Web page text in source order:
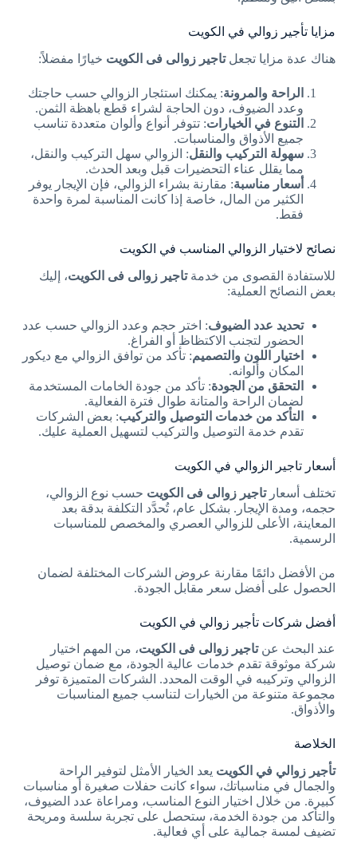
مزايا تأجير زوالي في الكويت
هناك عدة مزايا تجعلتاجير زوالى فى الكويت خيارًا مفضلاً:
الراحة والمرونة: يمكنك استئجار الزوالي حسب حاجتك
وعدد الضيوف، دون الحاجة لشراء قطع باهظة الثمن.
التنوع في الخيارات: تتوفر أنواع وألوان متعددة تناسب
جميع الأذواق والمناسبات.
سهولة التركيب والنقل: الزوالي سهل التركيب والنقل،
مما يقلل عناء التحضيرات قبل وبعد الحدث.
أسعار مناسبة: مقارنة بشراء الزوالي، فإن الإيجار يوفر
الكثير من المال، خاصة إذا كانت المناسبة لمرة واحدة
فقط.
نصائح لاختيار الزوالي المناسب في الكويت
للاستفادة القصوى من خدمةتاجير زوالى فى الكويت، إليك
بعض النصائح العملية:
تحديد عدد الضيوف: اختر حجم وعدد الزوالي حسب عدد
الحضور لتجنب الاكتظاظ أو الفراغ.
اختيار اللون والتصميم: تأكد من توافق الزوالي مع ديكور
المكان وألوانه.
التحقق من الجودة: تأكد من جودة الخامات المستخدمة
لضمان الراحة والمتانة طوال فترة الفعالية.
التأكد من خدمات التوصيل والتركيب: بعض الشركات
تقدم خدمة التوصيل والتركيب لتسهيل العملية عليك.
أسعار تاجير الزوالي في الكويت
تختلف أسعارتاجير زوالى فى الكويت حسب نوع الزوالي،
حجمه، ومدة الإيجار. بشكل عام، تُحدَّد التكلفة بدقة بعد
المعاينة، الأعلى للزوالي العصري والمخصص للمناسبات
الرسمية.
من الأفضل دائمًا مقارنة عروض الشركات المختلفة لضمان
الحصول على أفضل سعر مقابل الجودة.
أفضل شركات تأجير زوالي في الكويت
عند البحث عنتاجير زوالى فى الكويت، من المهم اختيار
شركة موثوقة تقدم خدمات عالية الجودة، مع ضمان توصيل
الزوالي وتركيبه في الوقت المحدد. الشركات المتميزة توفر
مجموعة متنوعة من الخيارات لتناسب جميع المناسبات
والأذواق.
الخلاصة
تأجير زوالي في الكويت يعد الخيار الأمثل لتوفير الراحة
والجمال في مناسباتك، سواء كانت حفلات صغيرة أو مناسبات
كبيرة. من خلال اختيار النوع المناسب، ومراعاة عدد الضيوف،
والتأكد من جودة الخدمة، ستحصل على تجربة سلسة ومريحة
تضيف لمسة جمالية على أي فعالية.